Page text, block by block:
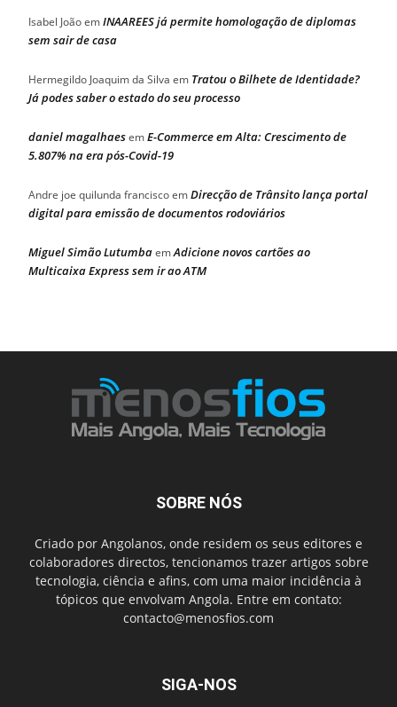
Isabel JoãoemINAAREES já permite homologação de diplomas
sem sair de casa
Hermegildo Joaquim da Silva em Tratou o Bilhete de Identidade?
Já podes saber o estado do seu processo
daniel magalhaesemE-Commerce em Alta: Crescimento de
5.807% na era pós-Covid-19
Andre joe quilunda franciscoemDirecção de Trânsito lança portal
digital para emissão de documentos rodoviários
Miguel Simão LutumbaemAdicione novos cartões ao
Multicaixa Express sem ir ao ATM
SOBRE NÓS
Criado por Angolanos, onde residem os seus editores e
colaboradores directos, tencionamos trazer artigos sobre
tecnologia, ciência e afins, com uma maior incidência à
tópicos que envolvam Angola. Entre em contato:
contacto@menosfios.com
SIGA-NOS